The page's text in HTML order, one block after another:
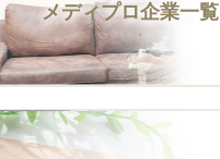
メディプロ企業一覧